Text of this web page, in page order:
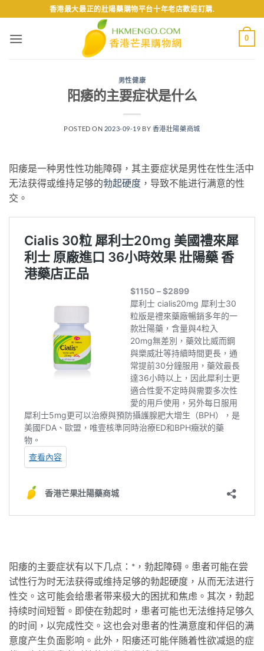
to
content
香港最大最正的壯陽藥購物平台十年老店歡迎訂購.
0
男性健康
阳痿的主要症状是什么
POSTED ON 2023-09-19 BY 香港壯陽藥商城
阳痿是一种男性性功能障碍，其主要症状是男性在性生活中
无法获得或维持足够的勃起硬度 ，导致不能进行满意的性
交。
阳痿的主要症状有以下几点：*，勃起障碍。患者可能在尝
试性行为时无法获得或维持足够的勃起硬度，从而无法进行
性交。这可能会给患者带来极大的困扰和焦虑。其次，勃起
持续时间短暂。即使在勃起时，患者可能也无法维持足够久
的时间，以完成性交。这也会对患者的性满意度和伴侣的满
意度产生负面影响。此外，阳痿还可能伴随着性欲减退的症